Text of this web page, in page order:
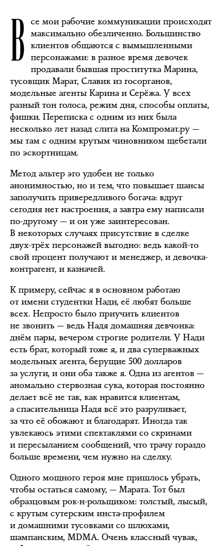
В се мои рабочие коммуникации происходят
максимально обезличенно. Большинство
клиентов общаются с вымышленными
персонажами: в разное время девочек
продавали бывшая проститутка Марина,
тусовщик Марат, Славик из госорганов,
модельные агенты Карина и Серёжа. У всех
разный тон голоса, режим дня, способы оплаты,
фишки. Переписка с одним из них была
несколько лет назад слита на Компромат.ру —
мы там с одним крутым чиновником щебетали
по эскортницам.
Метод альтер эго удобен не только
анонимностью, но и тем, что повышает шансы
заполучить привередливого богача: вдруг
сегодня нет настроения, а завтра ему написали
по-другому — и он уже заинтересован.
В некоторых случаях присутствие в сделке
двух-трёх персонажей выгодно: ведь какой-то
свой процент получают и менеджер, и девочка-
контрагент, и казначей.
К примеру, сейчас я в основном работаю
от имени студентки Нади, её любят больше
всех. Непросто было приучить клиентов
не звонить — ведь Надя домашняя девчонка:
днём пары, вечером строгие родители. У Нади
есть брат, который тоже я, и два суперважных
модельных агента, берущие 500 долларов
за услуги, и они оба также я. Одна из агентов —
аномально стервозная сука, которая постоянно
делает всё не так, как нравится клиентам,
а спасительница Надя всё это разруливает,
за что её обожают и благодарят. Иногда так
увлекаюсь этими спектаклями со скринами
и пересыланием сообщений, что трачу гораздо
больше времени, чем нужно на сделку.
Одного мощного героя мне пришлось убрать,
чтобы остаться самому, — Марата. Тот был
образцовым рок-н-рольщиком: толстый, лысый,
с крутым сутерским инста-профилем
и домашними тусовками со шлюхами,
шампанским, MDMA. Очень классный чувак,